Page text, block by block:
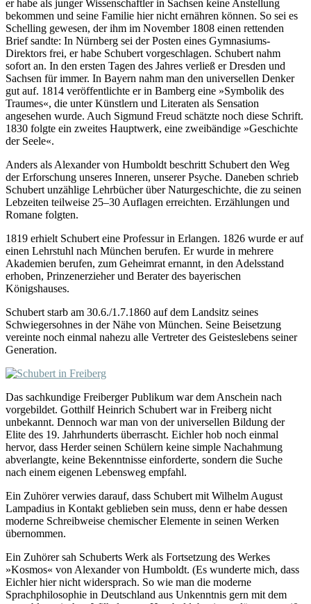
er habe als junger Wissenschaftler in Sachsen keine Anstellung
bekommen und seine Familie hier nicht ernähren können. So sei es
Schelling gewesen, der ihm im November 1808 einen rettenden
Brief sandte: In Nürnberg sei der Posten eines Gymnasiums-
Direktors frei, er habe Schubert vorgeschlagen. Schubert nahm
sofort an. In den ersten Tagen des Jahres verließ er Dresden und
Sachsen für immer. In Bayern nahm man den universellen Denker
gut auf. 1814 veröffentlichte er in Bamberg eine »Symbolik des
Traumes«, die unter Künstlern und Literaten als Sensation
angesehen wurde. Auch Sigmund Freud schätzte noch diese Schrift.
1830 folgte ein zweites Hauptwerk, eine zweibändige »Geschichte
der Seele«.
Anders als Alexander von Humboldt beschritt Schubert den Weg
der Erforschung unseres Inneren, unserer Psyche. Daneben schrieb
Schubert unzählige Lehrbücher über Naturgeschichte, die zu seinen
Lebzeiten teilweise 25–30 Auflagen erreichten. Erzählungen und
Romane folgten.
1819 erhielt Schubert eine Professur in Erlangen. 1826 wurde er auf
einen Lehrstuhl nach München berufen. Er wurde in mehrere
Akademien berufen, zum Geheimrat ernannt, in den Adelsstand
erhoben, Prinzenerzieher und Berater des bayerischen
Königshauses.
Schubert starb am 30.6./1.7.1860 auf dem Landsitz seines
Schwiegersohnes in der Nähe von München. Seine Beisetzung
vereinte noch einmal nahezu alle Vertreter des Geisteslebens seiner
Generation.
Das sachkundige Freiberger Publikum war dem Anschein nach
vorgebildet. Gotthilf Heinrich Schubert war in Freiberg nicht
unbekannt. Dennoch war man von der universellen Bildung der
Elite des 19. Jahrhunderts überrascht. Eichler hob noch einmal
hervor, dass Herder seinen Schülern keine simple Nachahmung
abverlangte, keine Bekenntnisse einforderte, sondern die Suche
nach einem eigenen Lebensweg empfahl.
Ein Zuhörer verwies darauf, dass Schubert mit Wilhelm August
Lampadius in Kontakt geblieben sein muss, denn er habe dessen
moderne Schreibweise chemischer Elemente in seinen Werken
übernommen.
Ein Zuhörer sah Schuberts Werk als Fortsetzung des Werkes
»Kosmos« von Alexander von Humboldt. (Es wunderte mich, dass
Eichler hier nicht widersprach. So wie man die moderne
Sprachphilosophie in Deutschland aus Unkenntnis gern mit dem